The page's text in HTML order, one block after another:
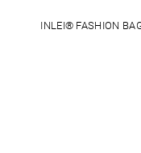
INLEI® FASHION